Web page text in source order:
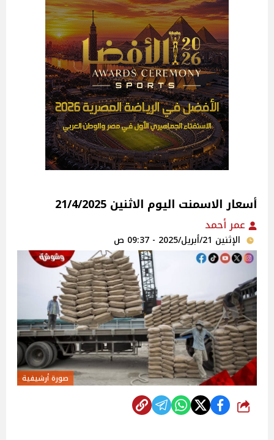
أسعار الاسمنت اليوم الاثنين 21/4/2025
عمر أحمد
الإثنين 21/أبريل/2025 - 09:37 ص
صورة أرشيفية
شارك